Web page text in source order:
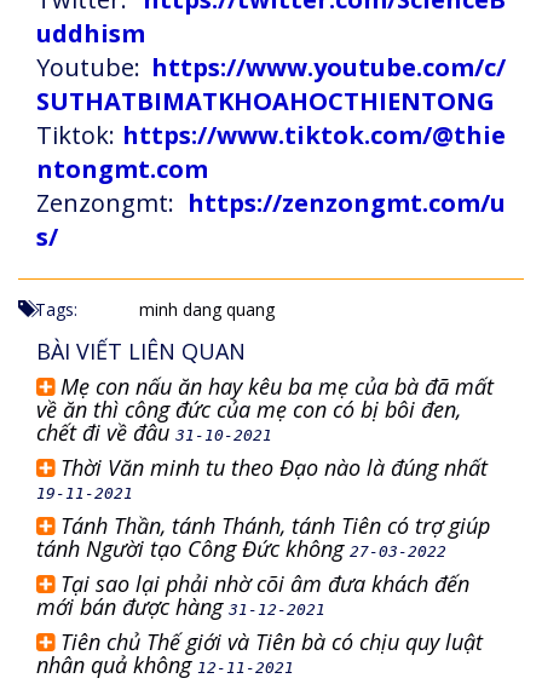
uddhism
Youtube: https://www.youtube.com/c/
SUTHATBIMATKHOAHOCTHIENTONG
Tiktok: https://www.tiktok.com/@thie
ntongmt.com
Zenzongmt: https://zenzongmt.com/u
s/
Tags: minh dang quang
BÀI VIẾT LIÊN QUAN
Mẹ con nấu ăn hay kêu ba mẹ của bà đã mất
về ăn thì công đức của mẹ con có bị bôi đen,
chết đi về đâu 31-10-2021
Thời Văn minh tu theo Đạo nào là đúng nhất
19-11-2021
Tánh Thần, tánh Thánh, tánh Tiên có trợ giúp
tánh Người tạo Công Đức không 27-03-2022
Tại sao lại phải nhờ cõi âm đưa khách đến
mới bán được hàng 31-12-2021
Tiên chủ Thế giới và Tiên bà có chịu quy luật
nhân quả không 12-11-2021